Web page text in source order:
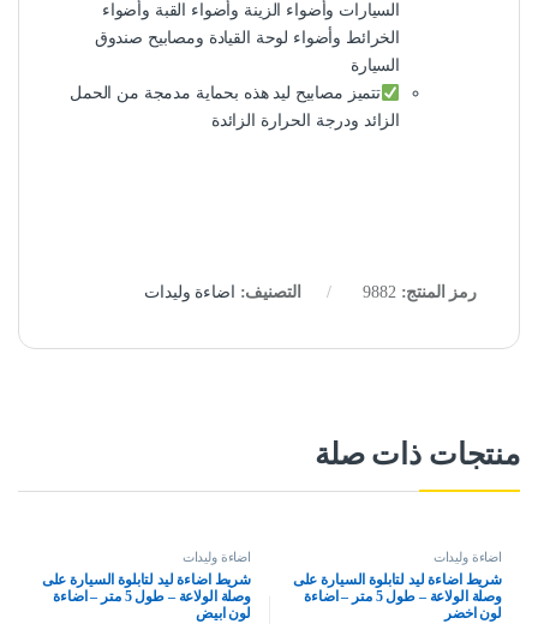
السيارات وأضواء الزينة وأضواء القبة وأضواء
الخرائط وأضواء لوحة القيادة ومصابيح صندوق
السيارة
تتميز مصابيح ليد هذه بحماية مدمجة من الحمل
الزائد ودرجة الحرارة الزائدة
رمز المنتج:9882 التصنيف: اضاءة وليدات
منتجات ذات صلة
اضاءة وليدات
شريط اضاءة ليد لتابلوة السيارة على
وصلة الولاعة – طول 5 متر – اضاءة
لون اخضر
اضاءة وليدات
شريط اضاءة ليد لتابلوة السيارة على
وصلة الولاعة – طول 5 متر – اضاءة
لون ابيض